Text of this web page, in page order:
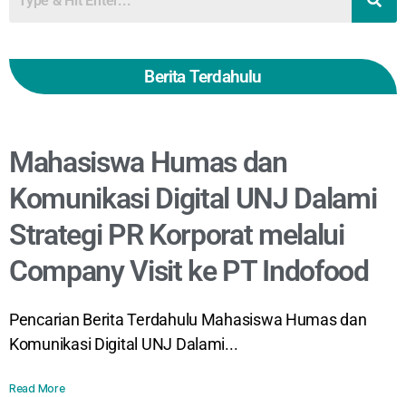
Berita Terdahulu
Mahasiswa Humas dan
Komunikasi Digital UNJ Dalami
Strategi PR Korporat melalui
Company Visit ke PT Indofood
Pencarian Berita Terdahulu Mahasiswa Humas dan
Komunikasi Digital UNJ Dalami...
Read More